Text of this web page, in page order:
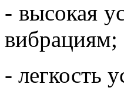
- высокая
вибрациям;
- легкость